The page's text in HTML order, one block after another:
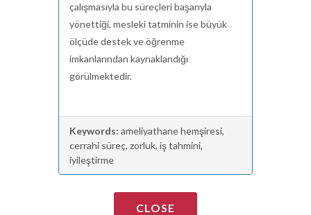
çalışmasıyla bu süreçleri başarıyla
yönettiği, mesleki tatminin ise büyük
ölçüde destek ve öğrenme
imkanlarından kaynaklandığı
görülmektedir.
Keywords: ameliyathane hemşiresi,
cerrahi süreç, zorluk, iş tahmini,
iyileştirme
CLOSE